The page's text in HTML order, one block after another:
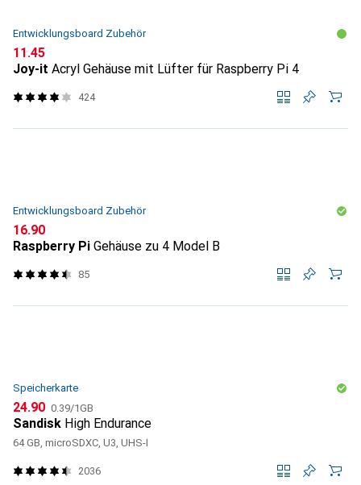
Entwicklungsboard Zubehör
CHF
11.45
Joy-it Acryl Gehäuse mit Lüfter für Raspberry Pi 4
424
Entwicklungsboard Zubehör
CHF
16.90
Raspberry Pi Gehäuse zu 4 Model B
85
Speicherkarte
CHF
24.90 CHF
0.39/1GB
Sandisk High Endurance
64 GB, microSDXC, U3, UHS-I
2036